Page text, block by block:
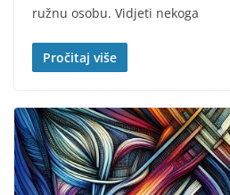
ružnu osobu. Vidjeti nekoga
Pročitaj više